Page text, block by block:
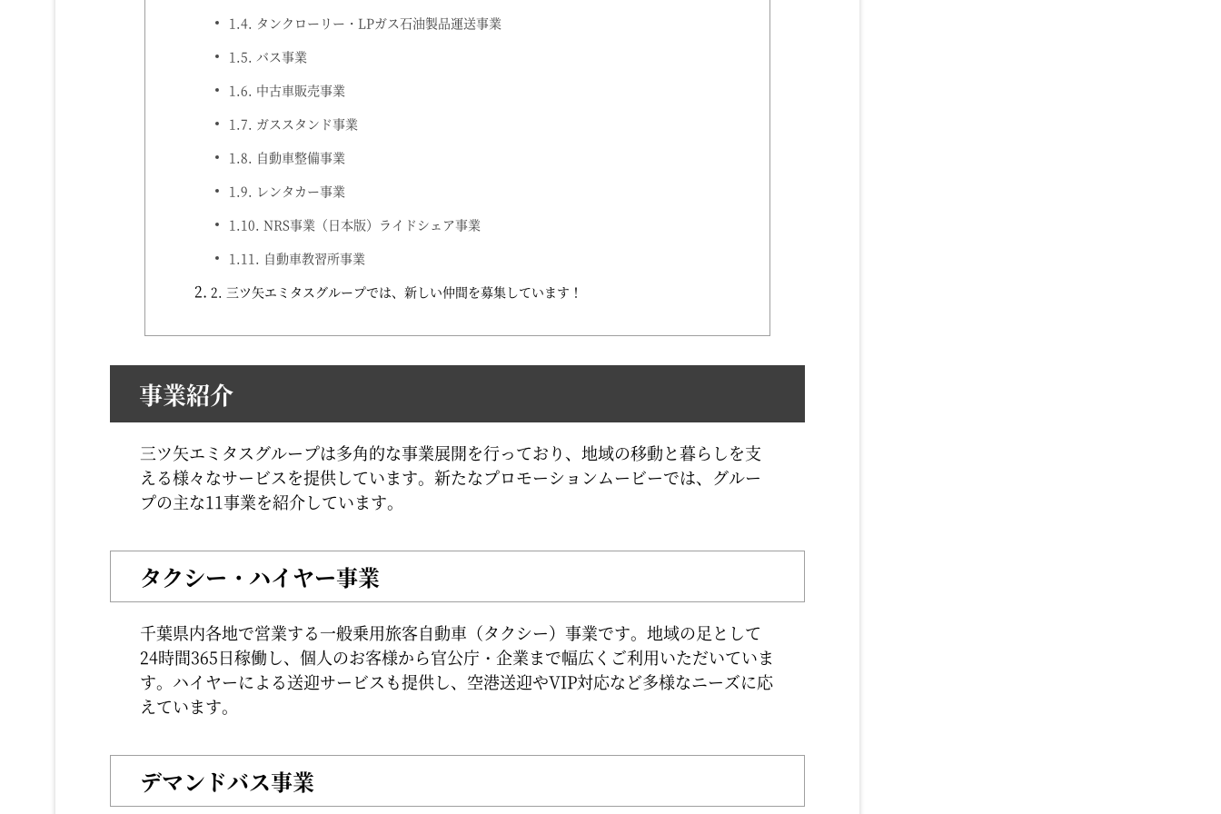
1.4. タンクローリー・LPガス石油製品運送事業
1.5. バス事業
1.6. 中古車販売事業
1.7. ガススタンド事業
1.8. 自動車整備事業
1.9.
レンタカー事業
1.10. NRS事業（日本版）ライドシェア事業
1.11.
自動車教習所事業
2. 三ツ矢エミタスグループでは、新しい仲間を募集しています！
事業紹介
三ツ矢エミタスグループは多角的な事業展開を行っており、地域の移動と暮らしを支
える様々なサービスを提供しています​。新たなプロモーションムービーでは、グルー
プの主な11事業を紹介しています。
タクシー・ハイヤー事業
千葉県内各地で営業する一般乗用旅客自動車（タクシー）事業です。地域の足として
24時間365日稼働し、個人のお客様から官公庁・企業まで幅広くご利用いただいていま
す。ハイヤーによる送迎サービスも提供し、空港送迎やVIP対応など多様なニーズに応
えています。
デマンドバス事業